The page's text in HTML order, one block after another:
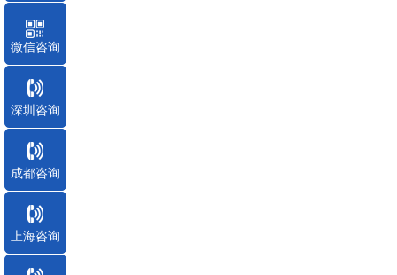
微信咨询
深圳咨询
成都咨询
上海咨询